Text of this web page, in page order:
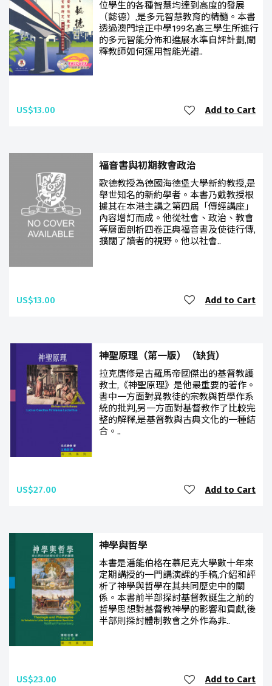
位學生的各種智慧均達到高度的發展
（懿德）,是多元智慧教育的精髓。本書
透過澳門培正中學199名高三學生所進行
的多元智能分佈和進展水準自評計劃,闡
釋教師如何運用智能光譜..
US$13.00 Add to Cart
福音書與初期教會政治
歌德教授為德國海德堡大學新約教授,是
舉世知名的新約學者。本書乃戴教授根
據其在本港主講之第四屆「傳經講座」
內容增訂而成。他從社會、政治、教會
等層面剖析四卷正典福音書及使徒行傳,
擴闊了讀者的視野。他以社會..
US$13.00 Add to Cart
神聖原理（第一版）（缺貨）
拉克唐修是古羅馬帝國傑出的基督教護
教士,《神聖原理》是他最重要的著作。
書中一方面對異教徒的宗教與哲學作系
統的批判,另一方面對基督教作了比較完
整的解釋,是基督教與古典文化的一種結
合。..
US$27.00 Add to Cart
神學與哲學
本書是潘能伯格在慕尼克大學數十年來
定期講授的一門講演課的手稿,介紹和評
析了神學與哲學在其共同歷史中的關
係。本書前半部探討基督教誕生之前的
哲學思想對基督教神學的影響和貢獻,後
半部則探討體制教會之外作為非..
US$23.00 Add to Cart